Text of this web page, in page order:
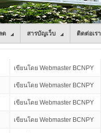
ด สารบัญเว็บ ติดต่อเรา
เขียนโดย Webmaster BCNPY
เขียนโดย Webmaster BCNPY
เขียนโดย Webmaster BCNPY
เขียนโดย Webmaster BCNPY